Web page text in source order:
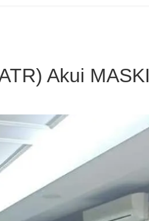
Akui MASKI